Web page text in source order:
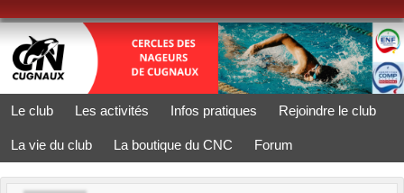
Le club Les activités Infos pratiques Rejoindre le club
La vie du club La boutique du CNC Forum